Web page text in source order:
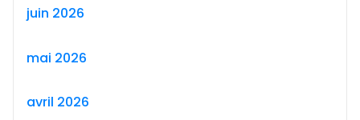
juin 2026
mai 2026
avril 2026